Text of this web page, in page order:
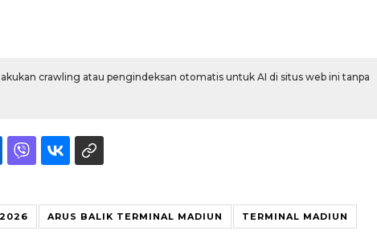
crawling atau pengindeksan otomatis untuk AI di situs web ini tanpa
2026 ARUS BALIK TERMINAL MADIUN TERMINAL MADIUN